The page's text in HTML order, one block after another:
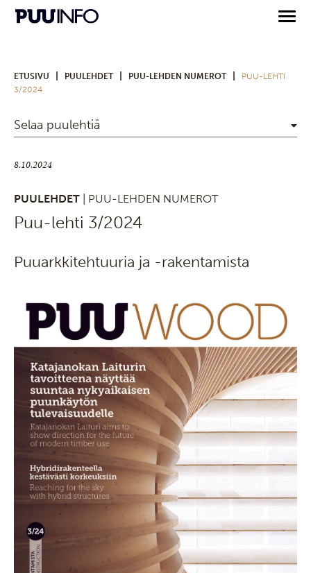
ETUSIVU PUULEHDET PUU-LEHDEN NUMEROT
PUU-LEHTI
3/2024
Selaa puulehtiä
8.10.2024
PUULEHDET | PUU-LEHDEN NUMEROT
Puu-lehti 3/2024
Puuarkkitehtuuria ja -rakentamista